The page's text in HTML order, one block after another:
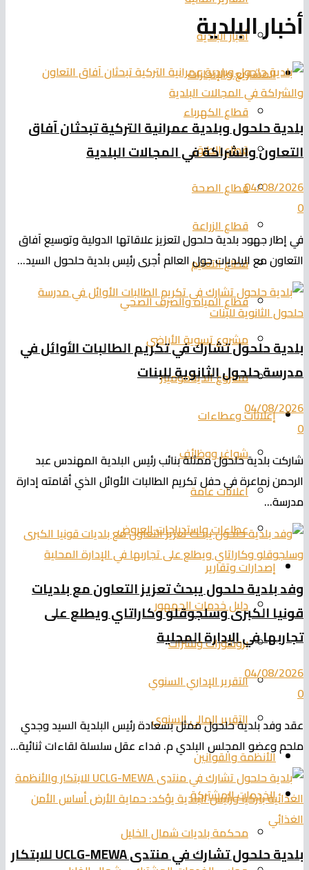
أخبار البلدية
المشاريع والإنجازات
قطاع الكهرباء
قطاع الطرق
قطاع الصحة
قطاع الزراعة
قطاع التعليم
قطاع المياه والصرف الصحي
مشروع تسوية الأراضي
مشروع الديناموميتر
إعلانات وعطاءات
شواغر ووظائف
اعلانات عامة
عطاءات واستدراجات العروض
إصدارات وتقارير
دليل خدمات الجمهور
بروشورات ونشرات
التقرير الإداري السنوي
التقرير المالي السنوي
الأنظمة والقوانين
الخدمات المشتركة
محكمة بلديات شمال الخليل
أخبار البلدية
بلدية حلحول وبلدية عمرانية التركية تبحثان آفاق
التعاون والشراكة في المجالات البلدية
04/08/2026
0
في إطار جهود بلدية حلحول لتعزيز علاقاتها الدولية وتوسيع آفاق
التعاون مع البلديات حول العالم أجرى رئيس بلدية حلحول السيد...
بلدية حلحول تشارك في تكريم الطالبات الأوائل في
مدرسة حلحول الثانوية للبنات
04/08/2026
0
شاركت بلدية حلحول ممثلة بنائب رئيس البلدية المهندس عبد
الرحمن زماعرة في حفل تكريم الطالبات الأوائل الذي أقامته إدارة
مدرسة...
وفد بلدية حلحول يبحث تعزيز التعاون مع بلديات
قونيا الكبرى وسلجوقلو وكاراتاي ويطلع على
تجاربها في الإدارة المحلية
04/08/2026
0
عقد وفد بلدية حلحول ممثل بسعادة رئيس البلدية السيد وجدي
ملحم وعضو المجلس البلدي م. فداء عقل سلسلة لقاءات ثنائية...
بلدية حلحول تشارك في منتدى UCLG-MEWA للابتكار